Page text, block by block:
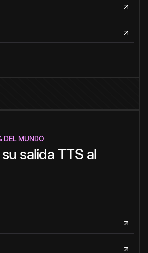
DEL MUNDO
salida TTS al